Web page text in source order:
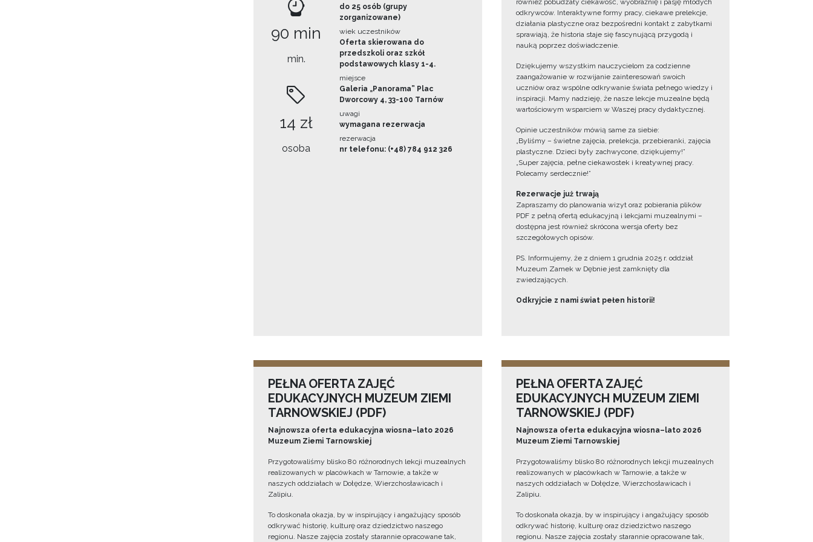
90 min
min.
14 zł
osoba
do 25 osób (grupy
zorganizowane)
wiek uczestników
Oferta skierowana do
przedszkoli oraz szkół
podstawowych klasy 1-4.
miejsce
Galeria „Panorama” Plac
Dworcowy 4, 33-100 Tarnów
uwagi
wymagana rezerwacja
rezerwacja
nr telefonu: (+48) 784 912 326
również pobudzały ciekawość, wyobraźnię i pasję młodych
odkrywców. Interaktywne formy pracy, ciekawe prelekcje,
działania plastyczne oraz bezpośredni kontakt z zabytkami
sprawiają, że historia staje się fascynującą przygodą i
nauką poprzez doświadczenie.
Dziękujemy wszystkim nauczycielom za codzienne
zaangażowanie w rozwijanie zainteresowań swoich
uczniów oraz wspólne odkrywanie świata pełnego wiedzy i
inspiracji. Mamy nadzieję, że nasze lekcje muzealne będą
wartościowym wsparciem w Waszej pracy dydaktycznej.
Opinie uczestników mówią same za siebie:
„Byliśmy – świetne zajęcia, prelekcja, przebieranki, zajęcia
plastyczne. Dzieci były zachwycone, dziękujemy!”
„Super zajęcia, pełne ciekawostek i kreatywnej pracy.
Polecamy serdecznie!”
Rezerwacje już trwają
Zapraszamy do planowania wizyt oraz pobierania plików
PDF z pełną ofertą edukacyjną i lekcjami muzealnymi –
dostępna jest również skrócona wersja oferty bez
szczegółowych opisów.
PS. Informujemy, że z dniem 1 grudnia 2025 r. oddział
Muzeum Zamek w Dębnie jest zamknięty dla
zwiedzających.
Odkryjcie z nami świat pełen historii!
PEŁNA OFERTA ZAJĘĆ
EDUKACYJNYCH MUZEUM ZIEMI
TARNOWSKIEJ (PDF)
Najnowsza oferta edukacyjna wiosna–lato 2026
Muzeum Ziemi Tarnowskiej
Przygotowaliśmy blisko 80 różnorodnych lekcji muzealnych
realizowanych w placówkach w Tarnowie, a także w
naszych oddziałach w Dołędze, Wierzchosławicach i
Zalipiu.
To doskonała okazja, by w inspirujący i angażujący sposób
odkrywać historię, kulturę oraz dziedzictwo naszego
regionu. Nasze zajęcia zostały starannie opracowane tak,
PEŁNA OFERTA ZAJĘĆ
EDUKACYJNYCH MUZEUM ZIEMI
TARNOWSKIEJ (PDF)
Najnowsza oferta edukacyjna wiosna–lato 2026
Muzeum Ziemi Tarnowskiej
Przygotowaliśmy blisko 80 różnorodnych lekcji muzealnych
realizowanych w placówkach w Tarnowie, a także w
naszych oddziałach w Dołędze, Wierzchosławicach i
Zalipiu.
To doskonała okazja, by w inspirujący i angażujący sposób
odkrywać historię, kulturę oraz dziedzictwo naszego
regionu. Nasze zajęcia zostały starannie opracowane tak,